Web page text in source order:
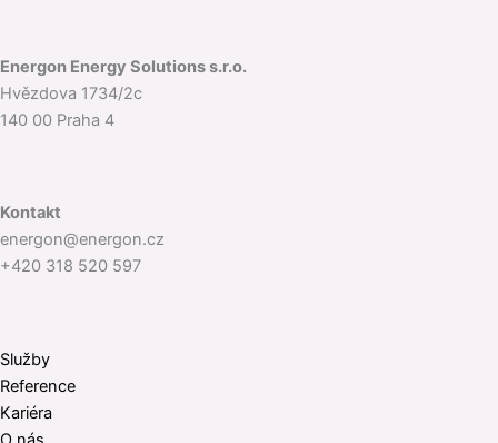
Energon Energy Solutions s.r.o.
Hvězdova 1734/2c
140 00 Praha 4
Kontakt
energon@energon.cz
+420 318 520 597
Služby
Reference
Kariéra